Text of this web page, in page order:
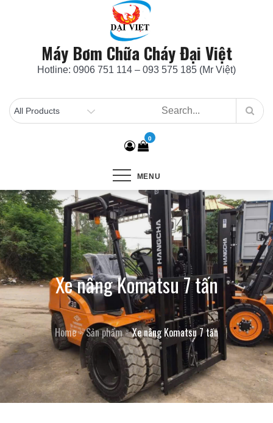
Máy Bơm Chữa Cháy Đại Việt
Hotline: 0906 751 114 – 093 575 185 (Mr Việt)
0
MENU
Xe nâng Komatsu 7 tấn
Home Sản phẩm Xe nâng Komatsu 7 tấn